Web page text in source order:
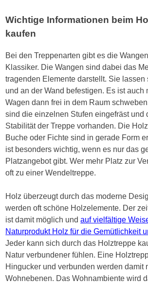
Wichtige Informationen beim
kaufen
Bei den Treppenarten gibt es die
Klassiker. Die Wangen sind dabei das
tragenden Elemente darstellt. Sie lassen
und an der Wand befestigen. Es ist auch
Wagen dann frei in dem Raum
sind die einzelnen Stufen eingefräst und
Stabilität der Treppe vorhanden. Die
Buche oder Fichte sind in gerade Form
ist besonders wichtig, wenn es nur das
Platzangebot gibt. Wer mehr Platz zur
oft zu einer Wendeltreppe.
Holz überzeugt durch das moderne
werden oft schöne Holzelemente. Der
ist damit möglich undauf vielfältige
Naturprodukt Holz für die Gemütlichkeit
Jeder kann sich durch das Holztreppe
Natur verbundener fühlen. Eine
Hingucker und verbunden werden damit
Wohnebenen. Das Wohnambiente wird